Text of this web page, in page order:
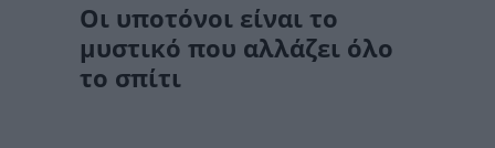
Οι υποτόνοι είναι το
μυστικό που αλλάζει όλο
το σπίτι